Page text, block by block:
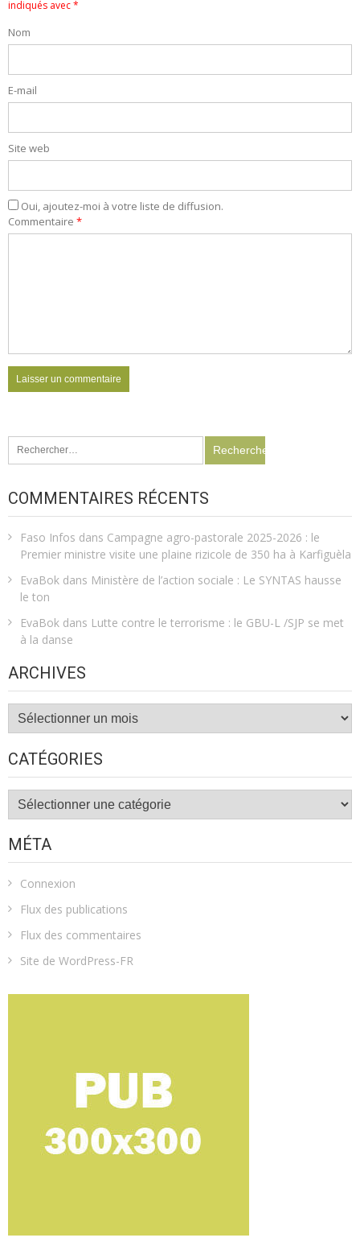
indiqués avec*
Nom
E-mail
Site web
Oui, ajoutez-moi à votre liste de diffusion.
Commentaire *
COMMENTAIRES RÉCENTS
Faso Infos dans Campagne agro-pastorale 2025-2026 : le
Premier ministre visite une plaine rizicole de 350 ha à Karfiguèla
EvaBok dans Ministère de l’action sociale : Le SYNTAS hausse
le ton
EvaBok dans Lutte contre le terrorisme : le GBU-L /SJP se met
à la danse
ARCHIVES
Archives
CATÉGORIES
Catégories
MÉTA
Connexion
Flux des publications
Flux des commentaires
Site de WordPress-FR